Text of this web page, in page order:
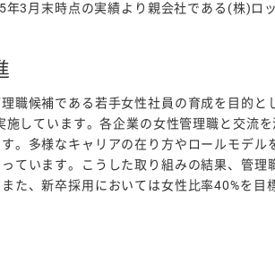
年3月末時点の実績より親会社である(株)ロ
職候補である若手女性社員の育成を目的
施しています。各企業の女性管理職と交流
。多様なキャリアの在り方やロールモデ
ています。こうした取り組みの結果、管
た、新卒採用においては女性比率40%を目